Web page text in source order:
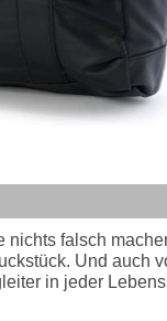
falsch
Und
in jeder